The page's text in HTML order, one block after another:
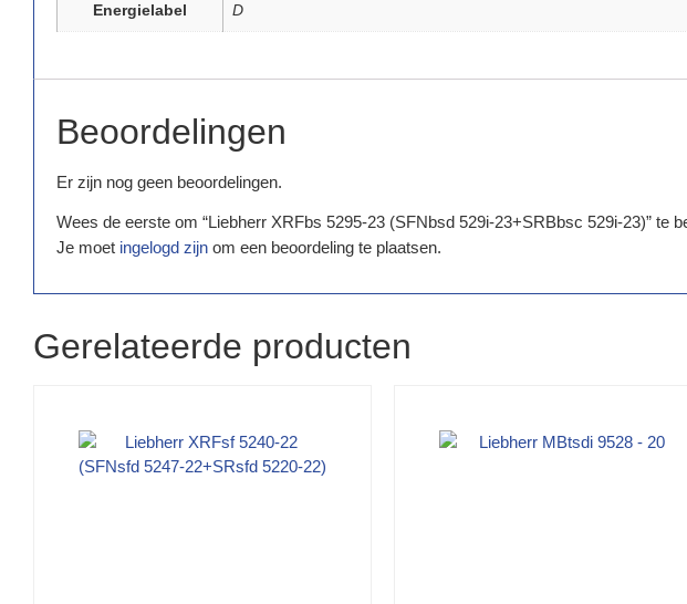
Energielabel D
Beoordelingen
Er zijn nog geen beoordelingen.
Wees de eerste om “Liebherr XRFbs 5295-23 (SFNbsd 529i-23+SRBbsc 529i-23)” te
Je moet ingelogd zijn om een beoordeling te plaatsen.
Gerelateerde producten